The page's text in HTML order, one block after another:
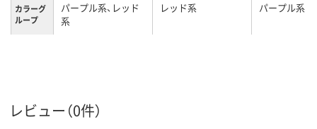
カラーグ
ループ
パープル系、レッド
系
レッド系 パープル系
レビュー（0件）